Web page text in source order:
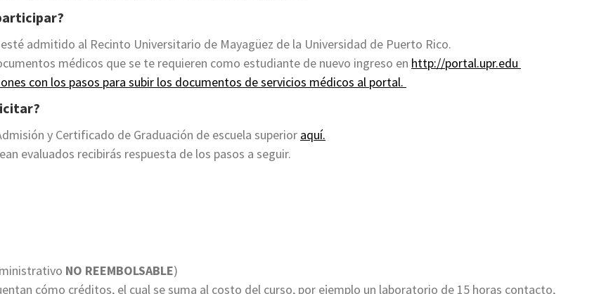
admitido al Recinto Universitario de Mayagüez de la Universidad de Puerto Rico.
médicos que se te requieren como estudiante de nuevo ingreso en http://portal.upr.edu
con los pasos para subir los documentos de servicios médicos al portal.
y Certificado de Graduación de escuela superior aquí.
evaluados recibirás respuesta de los pasos a seguir.
NO REEMBOLSABLE)
cómo créditos, el cual se suma al costo del curso, por ejemplo un laboratorio de 15 horas contacto,